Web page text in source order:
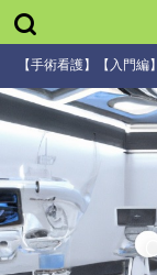
【手術看護】【入門